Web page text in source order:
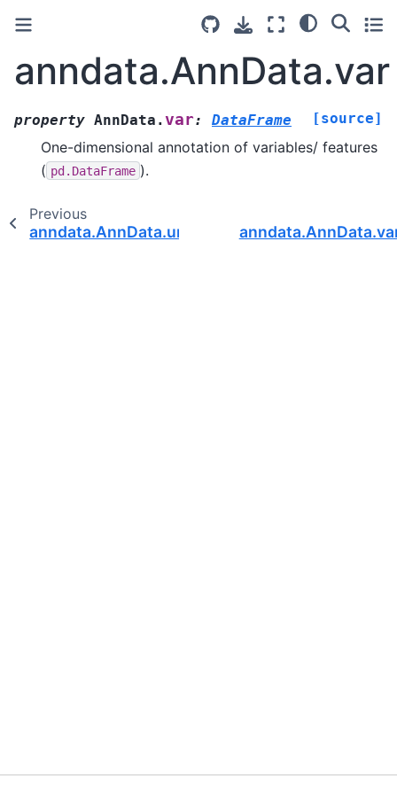
anndata.AnnData.var
property AnnData.var: DataFrame [source]
One-dimensional annotation of variables/ features
( pd.DataFrame ).
Previous
anndata.AnnData.uns